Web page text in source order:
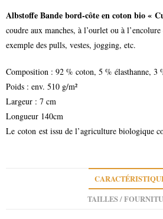
Albstoffe Bande bord-côte en coton bio «
coudre aux manches, à l’ourlet ou à
exemple des pulls, vestes, jogging, etc.
Composition : 92 % coton, 5 % élasthanne, 3
Poids : env. 510 g/m²
Largeur : 7 cm
Longueur 140cm
Le coton est issu de l’agriculture biologique
TAILLES /